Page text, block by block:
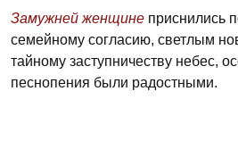
Замужней женщине приснились
семейному согласию, светлым
тайному заступничеству небес,
песнопения были радостными.